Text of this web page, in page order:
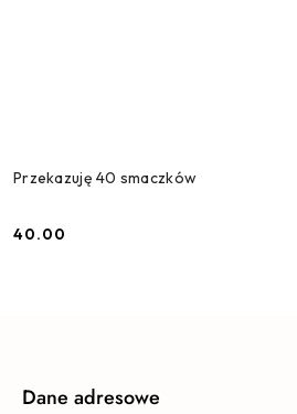
Przekazuję 40 smaczków
Cena:
40.00
Dane adresowe